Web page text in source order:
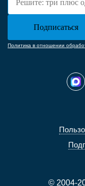
© 2004-
Политика в отношении